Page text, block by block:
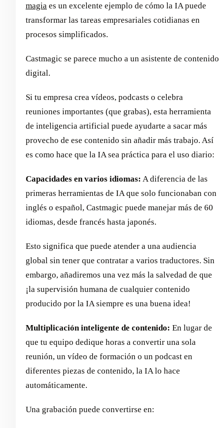
magia es un excelente ejemplo de cómo la IA puede
transformar las tareas empresariales cotidianas en
procesos simplificados.
Castmagic se parece mucho a un asistente de contenido
digital.
Si tu empresa crea vídeos, podcasts o celebra
reuniones importantes (que grabas), esta herramienta
de inteligencia artificial puede ayudarte a sacar más
provecho de ese contenido sin añadir más trabajo. Así
es como hace que la IA sea práctica para el uso diario:
Capacidades en varios idiomas: A diferencia de las
primeras herramientas de IA que solo funcionaban con
inglés o español, Castmagic puede manejar más de 60
idiomas, desde francés hasta japonés.
Esto significa que puede atender a una audiencia
global sin tener que contratar a varios traductores. Sin
embargo, añadiremos una vez más la salvedad de que
¡la supervisión humana de cualquier contenido
producido por la IA siempre es una buena idea!
Multiplicación inteligente de contenido: En lugar de
que tu equipo dedique horas a convertir una sola
reunión, un vídeo de formación o un podcast en
diferentes piezas de contenido, la IA lo hace
automáticamente.
Una grabación puede convertirse en: